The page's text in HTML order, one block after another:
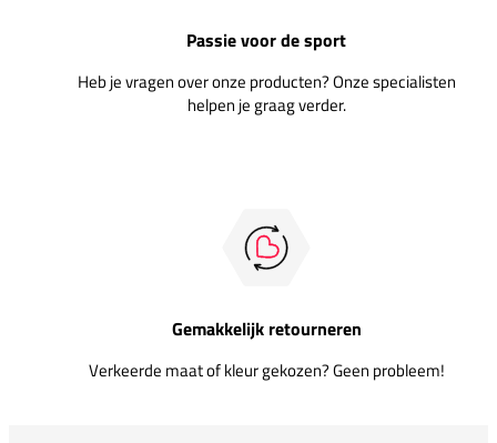
Passie voor de sport
Heb je vragen over onze producten? Onze specialisten
helpen je graag verder.
Gemakkelijk retourneren
Verkeerde maat of kleur gekozen? Geen probleem!